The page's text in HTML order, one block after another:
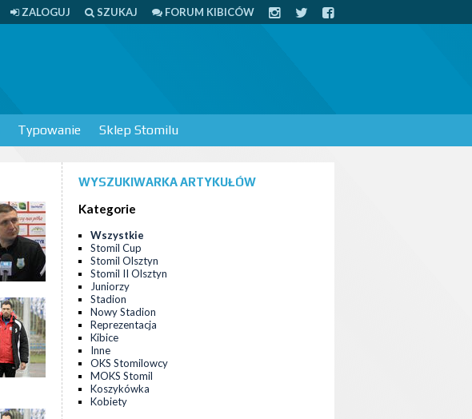
ZALOGUJ SZUKAJ FORUM KIBICÓW
Typowanie Sklep Stomilu
WYSZUKIWARKA ARTYKUŁÓW
Kategorie
Wszystkie
Stomil Cup
Stomil Olsztyn
Stomil II Olsztyn
Juniorzy
Stadion
Nowy Stadion
Reprezentacja
Kibice
Inne
OKS Stomilowcy
MOKS Stomil
Koszykówka
Kobiety